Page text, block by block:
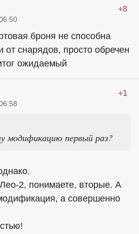
+8
броня не способна
от снарядов, просто обречен
ожидаемый
+1
модификацию первый раз?
2, понимаете, вторые. А
а совершенно